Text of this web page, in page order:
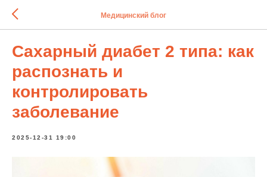
Медицинский блог
Сахарный диабет 2 типа: как
распознать и
контролировать
заболевание
2025-12-31 19:00